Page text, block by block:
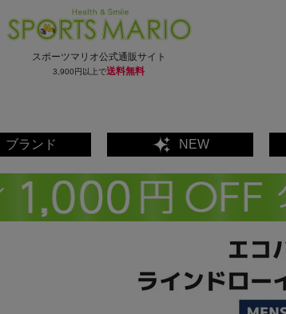
スポーツマリオ公式通販サイト
3,900円以上で送料無料
ブランド NEW